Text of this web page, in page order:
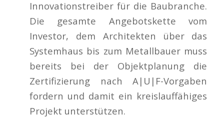
Innovationstreiber für die Baubranche.
Die gesamte Angebotskette vom
Investor, dem Architekten über das
Systemhaus bis zum Metallbauer muss
bereits bei der Objektplanung die
Zertifizierung nach A|U|F-Vorgaben
fordern und damit ein kreislauffähiges
Projekt unterstützen.